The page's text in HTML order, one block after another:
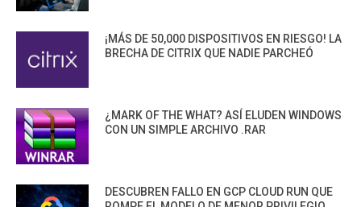
¡MÁS DE 50,000 DISPOSITIVOS EN RIESGO! LA
BRECHA DE CITRIX QUE NADIE PARCHEÓ
¿MARK OF THE WHAT? ASÍ ELUDEN WINDOWS
CON UN SIMPLE ARCHIVO .RAR
DESCUBREN FALLO EN GCP CLOUD RUN QUE